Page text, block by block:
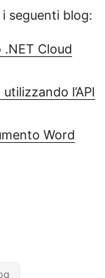
seguenti blog:
Cloud
l’API
Word